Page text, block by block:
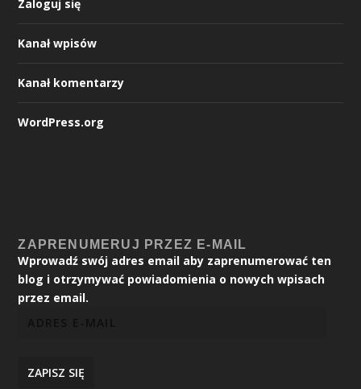
Zaloguj się
Kanał wpisów
Kanał komentarzy
WordPress.org
ZAPRENUMERUJ PRZEZ E-MAIL
Wprowadź swój adres email aby zaprenumerować ten
blog i otrzymywać powiadomienia o nowych wpisach
przez email.
ZAPISZ SIĘ